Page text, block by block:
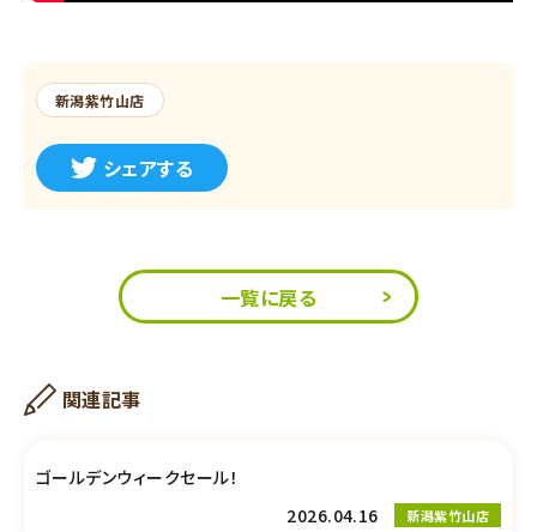
新潟紫竹山店
シェアする
一覧に戻る
関連記事
ゴールデンウィークセール！
2026.04.16
新潟紫竹山店